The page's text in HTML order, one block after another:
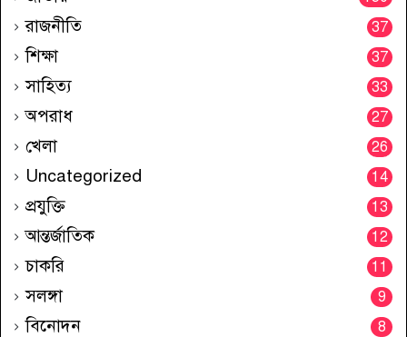
রাজনীতি 37
শিক্ষা 37
সাহিত্য 33
অপরাধ 27
খেলা 26
Uncategorized 14
প্রযুক্তি 13
আন্তর্জাতিক 12
চাকরি 11
সলঙ্গা 9
বিনোদন 8